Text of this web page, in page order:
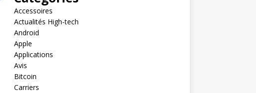
Accessoires
Actualités High-tech
Android
Apple
Applications
Avis
Bitcoin
Carriers